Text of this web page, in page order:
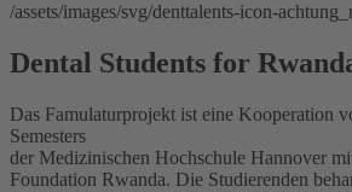
/assets/images/svg/denttalents-icon-
Dental Students for
Das Famulaturprojekt ist eine Kooperation
Semesters
der Medizinischen Hochschule Hannover
Foundation Rwanda. Die Studierenden